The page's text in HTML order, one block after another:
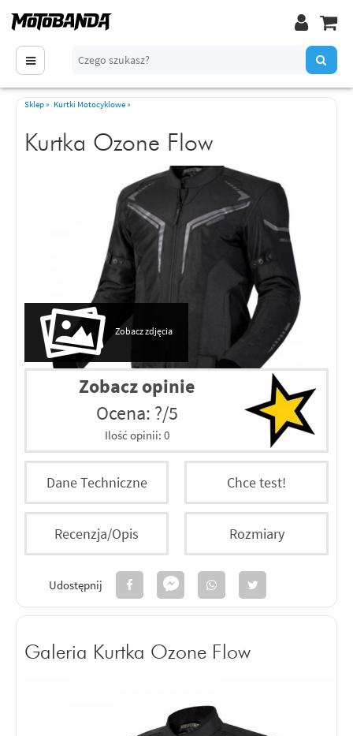
Sklep» Kurtki Motocyklowe»
Kurtka Ozone Flow
Zobacz zdjęcia
Zobacz opinie
Ocena: ?/5
Ilość opinii: 0
Dane Techniczne Chce test!
Recenzja/Opis Rozmiary
Udostępnij
Galeria Kurtka Ozone Flow